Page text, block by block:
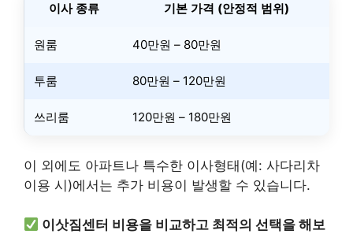
이사 종류 기본 가격 (안정적 범위)
원룸 40만원 – 80만원
투룸 80만원 – 120만원
쓰리룸 120만원 – 180만원
이 외에도 아파트나 특수한 이사형태(예: 사다리차
이용 시)에서는 추가 비용이 발생할 수 있습니다.
이삿짐센터 비용을 비교하고 최적의 선택을 해보